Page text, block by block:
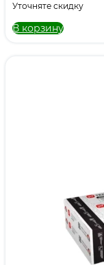
Уточняте скидку
В корзину